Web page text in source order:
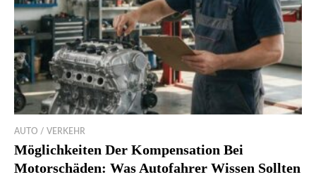
AUTO / VERKEHR
Möglichkeiten Der Kompensation Bei
Motorschäden: Was Autofahrer Wissen Sollten